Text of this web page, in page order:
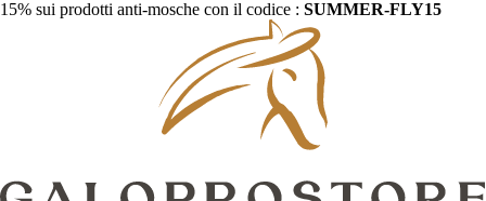
15% sui prodotti anti-mosche con il codice : SUMMER-FLY15